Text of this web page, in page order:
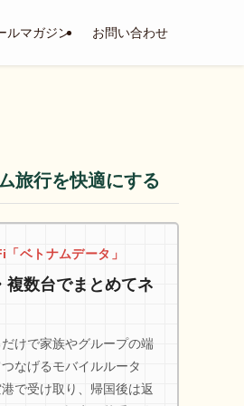
ルマガジン お問い合わせ
旅行を快適にする
ベトナムデータ」
複数台でまとめてネ
けで家族やグループの端
なげるモバイルルータ
で受け取り、帰国後は返